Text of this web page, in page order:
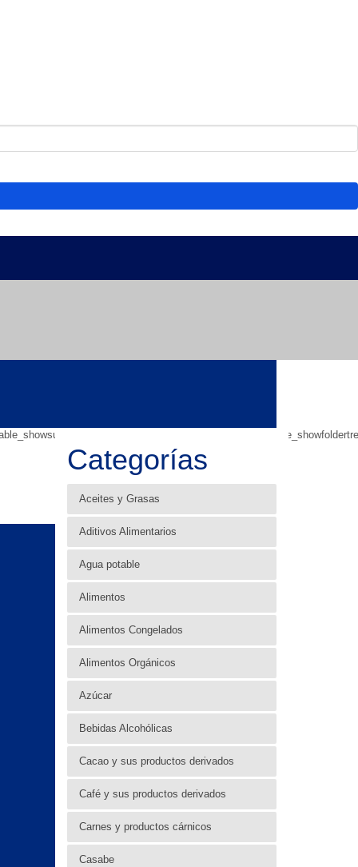
Categorías
Aceites y Grasas
Aditivos Alimentarios
Agua potable
Alimentos
Alimentos Congelados
Alimentos Orgánicos
Azúcar
Bebidas Alcohólicas
Cacao y sus productos derivados
Café y sus productos derivados
Carnes y productos cárnicos
Casabe